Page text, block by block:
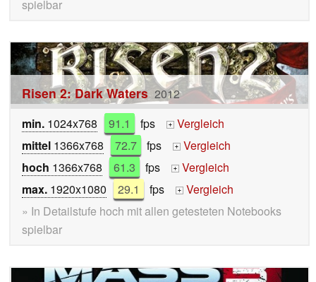
spielbar
Risen 2: Dark Waters 2012
min. 1024x768 91.1 fps +
Vergleich
mittel 1366x768 72.7 fps +
Vergleich
hoch 1366x768 61.3 fps +
Vergleich
max. 1920x1080 29.1 fps +
Vergleich
» In Detailstufe hoch mit allen getesteten Notebooks
spielbar